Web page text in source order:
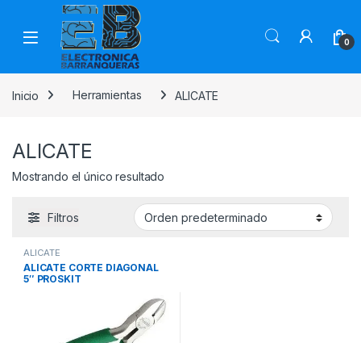
0
Inicio Herramientas ALICATE
ALICATE
Mostrando el único resultado
Filtros
ALICATE
ALICATE CORTE DIAGONAL
5″ PROSKIT